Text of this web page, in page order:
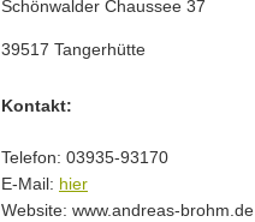
Schönwalder Chaussee 37
39517 Tangerhütte
Kontakt:
Telefon: 03935-93170
E-Mail: hier
Website: www.andreas-brohm.de